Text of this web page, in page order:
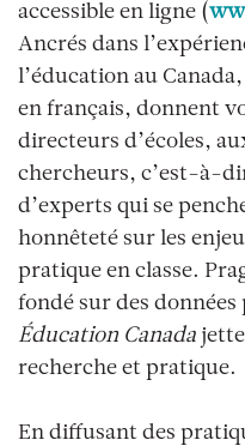
accessible en ligne (
Ancrés dans
l’éducation au
en français, donnent
directeurs d’écoles,
chercheurs, c’est-à-
d’experts qui se
honnêteté sur les
pratique en classe.
fondé sur des
Éducation Canada
recherche et pratique.
En diffusant des